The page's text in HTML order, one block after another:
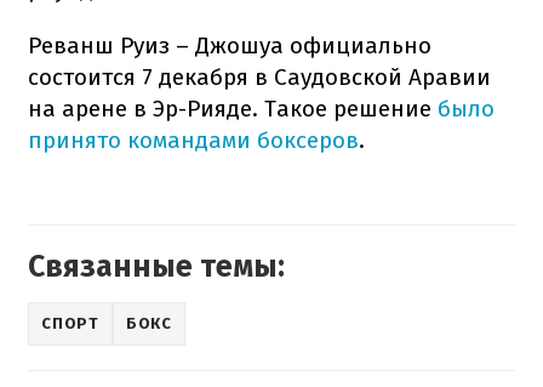
Реванш Руиз – Джошуа официально
состоится 7 декабря в Саудовской Аравии
на арене в Эр-Рияде. Такое решение было
принято командами боксеров.
Связанные темы:
СПОРТ БОКС